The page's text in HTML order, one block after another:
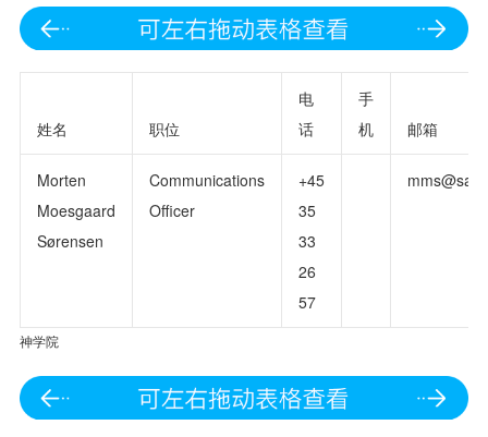
姓名 职位
电
话
手
机
邮箱
Morten
Moesgaard
Sørensen
Communications
Officer
+45
35
33
26
57
神学院